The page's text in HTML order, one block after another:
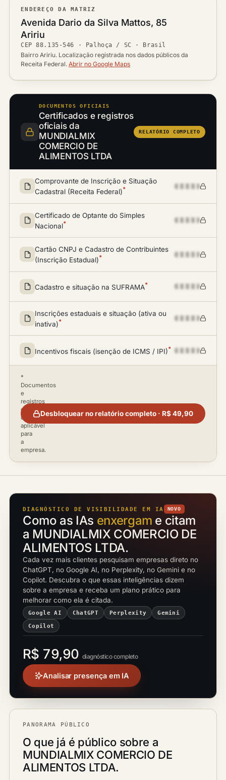
ENDEREÇO DA MATRIZ
Logradouro
Avenida Dario da Silva Mattos, 85
Bairro
Aririu
CEP
CEP88.135-546 ·
Cidade / UF
Palhoça / SC · Brasil
Bairro Aririu. Localização registrada nos dados públicos da
Receita Federal. Abrir no Google Maps
DOCUMENTOS OFICIAIS
Certificados e registros
oficiais da
MUNDIALMIX
COMERCIO DE
ALIMENTOS LTDA
RELATÓRIO COMPLETO
Comprovante de Inscrição e Situação
Cadastral (Receita Federal)*
Certificado de Optante do Simples
Nacional*
Cartão CNPJ e Cadastro de Contribuintes
(Inscrição Estadual)*
Cadastro e situação na SUFRAMA*
Inscrições estaduais e situação (ativa ou
inativa)*
Incentivos fiscais (isenção de ICMS / IPI)*
*
Documentos
e
registros
disponíveis
conforme
aplicável
para
a
empresa.
Desbloquear no relatório completo · R$ 49,90
DIAGNÓSTICO DE VISIBILIDADE EM IA NOVO
Como as IAs enxergam e citam
a MUNDIALMIX COMERCIO DE
ALIMENTOS LTDA.
Cada vez mais clientes pesquisam empresas direto no
ChatGPT, no Google AI, no Perplexity, no Gemini e no
Copilot. Descubra o que essas inteligências dizem
sobre a empresa e receba um plano prático para
melhorar como ela é citada.
Google AI ChatGPT Perplexity Gemini
Copilot
R$ 79,90 diagnóstico completo
Analisar presença em IA
PANORAMA PÚBLICO
O que já é público sobre a
MUNDIALMIX COMERCIO DE
ALIMENTOS LTDA.